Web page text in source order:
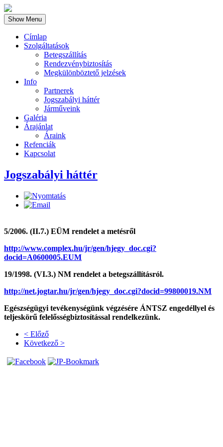
Show Menu
Címlap
Szolgáltatások
Betegszállítás
Rendezvénybiztosítás
Megkülönböztető jelzések
Info
Partnerek
Jogszabályi háttér
Járműveink
Galéria
Árajánlat
Áraink
Refenciák
Kapcsolat
Jogszabályi háttér
5/2006. (II.7.) EÜM rendelet a metésről
http://www.complex.hu/jr/gen/hjegy_doc.cgi?
docid=A0600005.EUM
19/1998. (VI.3.) NM rendelet a betegszállításról.
http://net.jogtar.hu/jr/gen/hjegy_doc.cgi?docid=99800019.NM
Egészségügyi tevékenységünk végzésére ÁNTSZ engedéllyel és
teljeskörű felelősségbiztosítással rendelkezünk.
< Előző
Következő >